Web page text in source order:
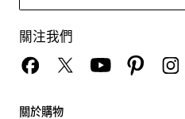
關注我們
關於購物